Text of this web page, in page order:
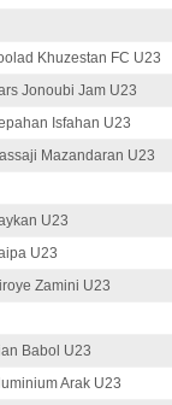
Khuzestan FC U23
Jonoubi Jam U23
Isfahan U23
Mazandaran U23
U23
U23
Zamini U23
Babol U23
Arak U23